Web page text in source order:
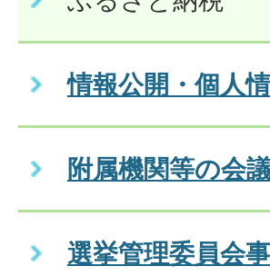
情報公開・個人
附属機関等の会
選挙管理委員会